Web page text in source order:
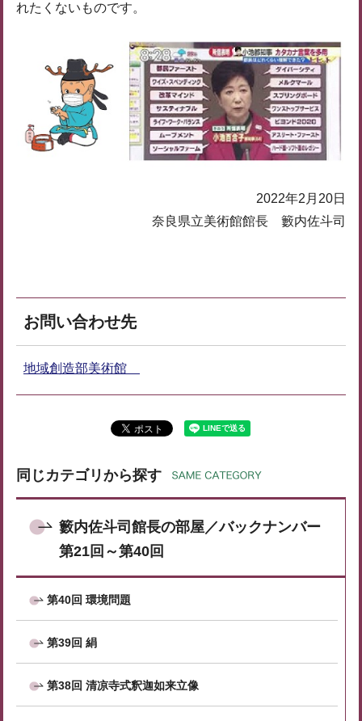
れたくないものです。
2022年2月20日
奈良県立美術館館長 籔内佐斗司
お問い合わせ先
地域創造部美術館
同じカテゴリから探す
籔内佐斗司館長の部屋／バックナンバー
第21回～第40回
第40回 環境問題
第39回 絹
第38回 清凉寺式釈迦如来立像